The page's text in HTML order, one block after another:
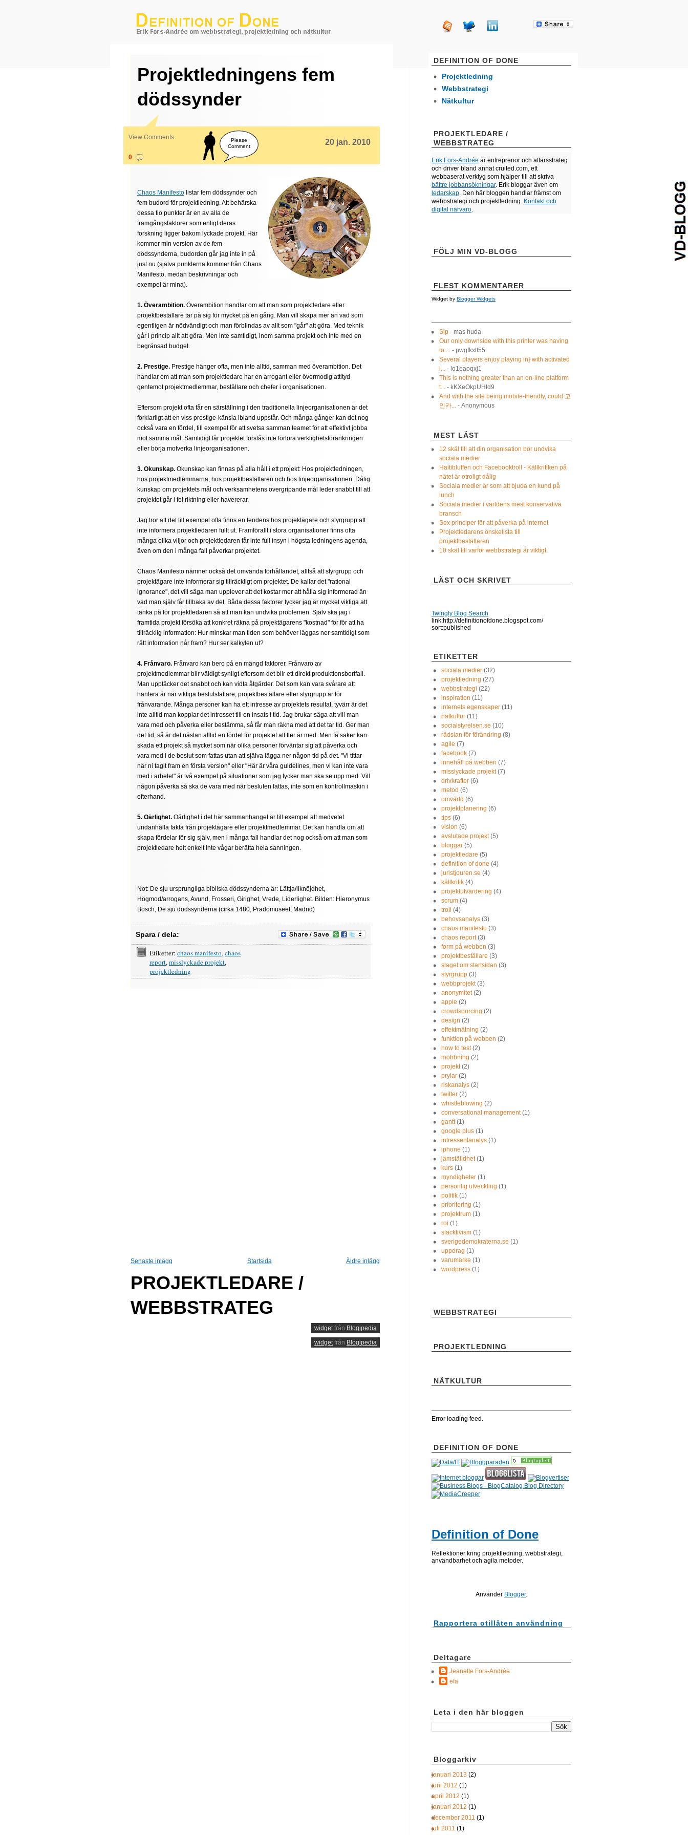
Projektledningens fem
dödssynder
View Comments
0
Please
Comment
20 jan. 2010
Chaos Manifesto listar fem dödssynder och
fem budord för projektledning. Att behärska
dessa tio punkter är en av alla de
framgångsfaktorer som enligt deras
forskning ligger bakom lyckade projekt. Här
kommer min version av de fem
dödssynderna, budorden går jag inte in på
just nu (själva punkterna kommer från Chaos
Manifesto, medan beskrivningar och
exempel är mina).
1. Överambition. Överambition handlar om att man som projektledare eller
projektbeställare tar på sig för mycket på en gång. Man vill skapa mer än vad som
egentligen är nödvändigt och man förblindas av allt som "går" att göra. Med teknik
går i princip allt att göra. Men inte samtidigt, inom samma projekt och inte med en
begränsad budget.
2. Prestige. Prestige hänger ofta, men inte alltid, samman med överambition. Det
handlar om att man som projektledare har en arrogant eller övermodig attityd
gentemot projektmedlemmar, beställare och chefer i organisationen.
Eftersom projekt ofta får en särställning i den traditionella linjeorganisationen är det
förklarligt att en viss prestige-känsla ibland uppstår. Och många gånger kan det nog
också vara en fördel, till exempel för att svetsa samman teamet för att effektivt jobba
mot samma mål. Samtidigt får projektet förstås inte förlora verklighetsförankringen
eller börja motverka linjeorganisationen.
3. Okunskap. Okunskap kan finnas på alla håll i ett projekt: Hos projektledningen,
hos projektmedlemmarna, hos projektbeställaren och hos linjeorganisationen. Dålig
kunskap om projektets mål och verksamhetens övergripande mål leder snabbt till att
projektet går i fel riktning eller havererar.
Jag tror att det till exempel ofta finns en tendens hos projektägare och styrgrupp att
inte informera projektledaren fullt ut. Framförallt i stora organisationer finns ofta
många olika viljor och projektledaren får inte full insyn i högsta ledningens agenda,
även om den i många fall påverkar projektet.
Chaos Manifesto nämner också det omvända förhållandet, alltså att styrgrupp och
projektägare inte informerar sig tillräckligt om projektet. De kallar det "rational
ignorance", det vill säga man upplever att det kostar mer att hålla sig informerad än
vad man själv får tillbaka av det. Båda dessa faktorer tycker jag är mycket viktiga att
tänka på för projektledaren så att man kan undvika problemen. Själv ska jag i
framtida projekt försöka att konkret räkna på projektägarens "kostnad" för för att ha
tillräcklig information: Hur minskar man tiden som behöver läggas ner samtidigt som
rätt information når fram? Hur ser kalkylen ut?
4. Frånvaro. Frånvaro kan bero på en mängd faktorer. Frånvaro av
projektmedlemmar blir väldigt synligt eftersom det blir ett direkt produktionsbortfall.
Man upptäcker det snabbt och kan vidta åtgärder. Det som kan vara svårare att
hantera är när viktiga beslutsfattare, projektbeställare eller styrgrupp är för
frånvarande. Många personer kan ha ett intresse av projektets resultat, tyvärr är det
inte alltid man kopplar det intresset till en insats i tid. Jag brukar säga att vill man
vara med och påverka eller bestämma, så får man räkna med att det tar tid. Ger man
det tid, så är det nästan alltid en fördel för projektet att fler är med. Men få saker kan
skada ett projekt så mycket som när olika personer förväntar sig att påverka och
vara med i de beslut som fattas utan att själva lägga ner någon tid på det. "Vi tittar
när ni tagit fram en första version" eller "Här är våra guidelines, men vi kan inte vara
med i arbetet" är två exempel på situationer som jag tycker man ska se upp med. Vill
någon påverka så ska de vara med när besluten fattas, inte som en kontrollmaskin i
efterhand.
5. Oärlighet. Oärlighet i det här sammanhanget är till exempel att medvetet
undanhålla fakta från projektägare eller projektmedlemmar. Det kan handla om att
skapa fördelar för sig själv, men i många fall handlar det nog också om att man som
projektledare helt enkelt inte vågar berätta hela sanningen.
Not: De sju ursprungliga bibliska dödssynderna är: Lättja/liknöjdhet,
Högmod/arrogans, Avund, Frosseri, Girighet, Vrede, Liderlighet. Bilden: Hieronymus
Bosch, De sju dödssynderna (cirka 1480, Pradomuseet, Madrid)
Spara / dela:
Etiketter: chaos manifesto,chaos
report,misslyckade projekt,
projektledning
Senaste inlägg Äldre inlägg
Startsida
PROJEKTLEDARE /
WEBBSTRATEG
widgetfrån Blogipedia
widgetfrån Blogipedia
DEFINITION OF DONE
Projektledning
Webbstrategi
Nätkultur
PROJEKTLEDARE /
WEBBSTRATEG
Erik Fors-Andrée är entreprenör och affärsstrateg
och driver bland annat cruited.com, ett
webbaserat verktyg som hjälper till att skriva
bättre jobbansökningar. Erik bloggar även om
ledarskap. Den här bloggen handlar främst om
webbstrategi och projektledning. Kontakt och
digital närvaro.
FÖLJ MIN VD-BLOGG
FLEST KOMMENTARER
Widget by Blogger Widgets
Sip - mas huda
Our only downside with this printer was having
to ... - pwgfkxlf55
Several players enjoy playing in} with activated
l... - lo1eaoqxj1
This is nothing greater than an on-line platform
t... - kKXeOkpUHtd9
And with the site being mobile-friendly, could 코
인카... - Anonymous
MEST LÄST
12 skäl till att din organisation bör undvika
sociala medier
Haitibluffen och Facebooktroll - Källkritiken på
nätet är otroligt dålig
Sociala medier är som att bjuda en kund på
lunch
Sociala medier i världens mest konservativa
bransch
Sex principer för att påverka på internet
Projektledarens önskelista till
projektbeställaren
10 skäl till varför webbstrategi är viktigt
LÄST OCH SKRIVET
Twingly Blog Search
link:http://definitionofdone.blogspot.com/
sort:published
ETIKETTER
sociala medier (32)
projektledning (27)
webbstrategi (22)
inspiration (11)
internets egenskaper (11)
nätkultur (11)
socialstyrelsen.se (10)
rädslan för förändring (8)
agile (7)
facebook (7)
innehåll på webben (7)
misslyckade projekt (7)
drivkrafter (6)
metod (6)
omvärld (6)
projektplanering (6)
tips (6)
vision (6)
avslutade projekt (5)
bloggar (5)
projektledare (5)
definition of done (4)
juristjouren.se (4)
källkritik (4)
projektutvärdering (4)
scrum (4)
troll
(4)
behovsanalys (3)
chaos manifesto (3)
chaos report (3)
form på webben (3)
projektbeställare (3)
slaget om startsidan (3)
styrgrupp (3)
webbprojekt (3)
anonymitet (2)
apple (2)
crowdsourcing (2)
design (2)
effektmätning (2)
funktion på webben (2)
how to test (2)
mobbning (2)
projekt (2)
prylar (2)
riskanalys (2)
twitter (2)
whistleblowing (2)
conversational management (1)
gantt (1)
google plus (1)
intressentanalys (1)
iphone (1)
jämställdhet (1)
kurs (1)
myndigheter (1)
personlig utveckling (1)
politik (1)
prioritering (1)
projektrum (1)
roi (1)
slacktivism (1)
sverigedemokraterna.se (1)
uppdrag (1)
varumärke (1)
wordpress (1)
WEBBSTRATEGI
PROJEKTLEDNING
NÄTKULTUR
Error loading feed.
DEFINITION OF DONE
Definition of Done
Reflektioner kring projektledning, webbstrategi,
användbarhet och agila metoder.
Använder Blogger.
Rapportera otillåten användning
Deltagare
Jeanette Fors-Andrée
efa
Leta i den här bloggen
Bloggarkiv
januari 2013 (2)
juni 2012 (1)
april 2012 (1)
januari 2012 (1)
december 2011 (1)
juli 2011 (1)